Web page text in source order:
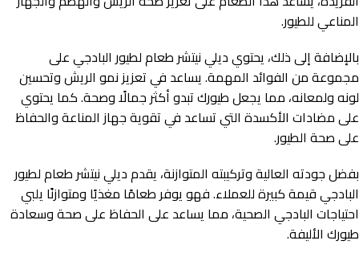
المناعي للطيور.
بالإضافة إلى ذلك، يحتوي ديلي نيتشر طعام لطيور البادجي على
مجموعة من الفوائد المهمة. يساعد في تعزيز نمو الريش وتحسين
لونه ولمعانه، مما يجعل طيورك تبدو أكثر جمالًا وصحة. كما يحتوي
على مضادات الأكسدة التي تساعد في تقوية جهاز المناعة والحفاظ
على صحة الطيور.
بفضل جودته العالية وتركيبته المتوازنة، يقدم ديلي نيتشر طعام لطيور
البادجي قيمة كبيرة للعملاء. فهو يوفر طعامًا مغذيًا ومتوازنًا يلبي
احتياجات البادجي الصحية، مما يساعد على الحفاظ على صحة وسعادة
طيورك الأليفة.